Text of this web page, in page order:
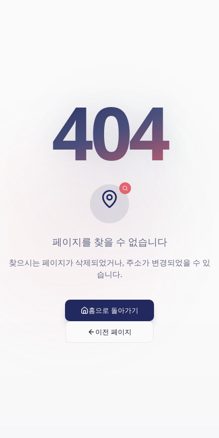
404
404
페이지를 찾을 수 없습니다
찾으시는 페이지가 삭제되었거나, 주소가 변경되었을 수 있
습니다.
홈으로 돌아가기
이전 페이지